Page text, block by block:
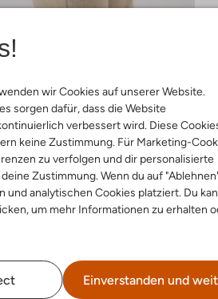
wir Cookies auf unserer Website.
sorgen dafür, dass die Website
verbessert wird. Diese
keine Zustimmung. Für Marketing-
zu verfolgen und dir personalisierte
Zustimmung. Wenn du auf
und analytischen Cookies platziert. Du
um mehr Informationen zu erhalten
Einverstanden und